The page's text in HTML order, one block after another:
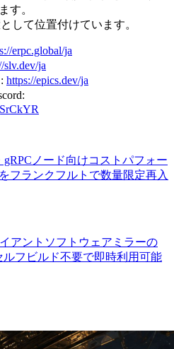
す。
して位置付けています。
erpc.global/ja
slv.dev/ja
https://epics.dev/ja
gRPCノード向けコストパフォー
フランクフルトで数量限定再入
アントソフトウェアミラーの
ルフビルド不要で即時利用可能